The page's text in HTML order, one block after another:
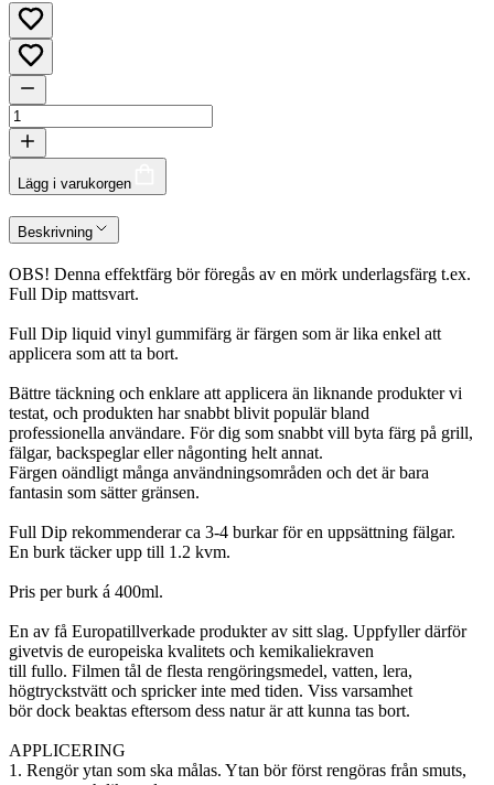
Lägg i varukorgen
Beskrivning
OBS! Denna effektfärg bör föregås av en mörk underlagsfärg t.ex.
Full Dip mattsvart.
Full Dip liquid vinyl gummifärg är färgen som är lika enkel att
applicera som att ta bort.
Bättre täckning och enklare att applicera än liknande produkter vi
testat, och produkten har snabbt blivit populär bland
professionella användare. För dig som snabbt vill byta färg på grill,
fälgar, backspeglar eller någonting helt annat.
Färgen oändligt många användningsområden och det är bara
fantasin som sätter gränsen.
Full Dip rekommenderar ca 3-4 burkar för en uppsättning fälgar.
En burk täcker upp till 1.2 kvm.
Pris per burk á 400ml.
En av få Europatillverkade produkter av sitt slag. Uppfyller därför
givetvis de europeiska kvalitets och kemikaliekraven
till fullo. Filmen tål de flesta rengöringsmedel, vatten, lera,
högtryckstvätt och spricker inte med tiden. Viss varsamhet
bör dock beaktas eftersom dess natur är att kunna tas bort.
APPLICERING
1. Rengör ytan som ska målas. Ytan bör först rengöras från smuts,